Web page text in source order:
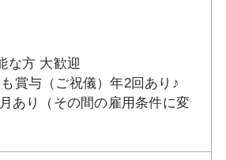
な方 大歓迎
賞与（ご祝儀）年2回あり♪
あり（その間の雇用条件に変